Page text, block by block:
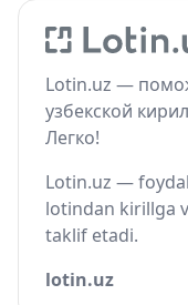
Lotin.uz —
узбекской
Легко!
Lotin.uz —
lotindan kirillga
taklif etadi.
lotin.uz